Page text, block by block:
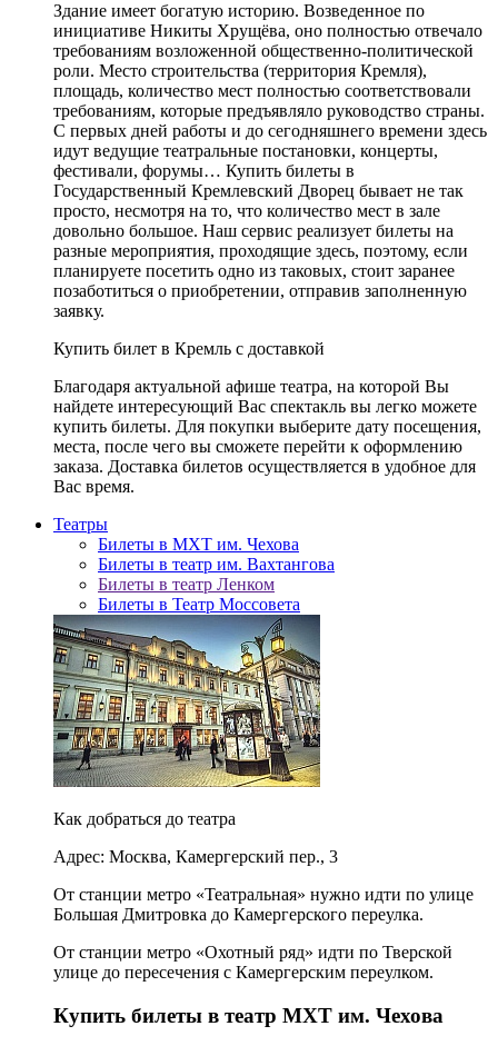
Здание имеет богатую историю. Возведенное по
инициативе Никиты Хрущёва, оно полностью отвечало
требованиям возложенной общественно-политической
роли. Место строительства (территория Кремля),
площадь, количество мест полностью соответствовали
требованиям, которые предъявляло руководство страны.
С первых дней работы и до сегодняшнего времени здесь
идут ведущие театральные постановки, концерты,
фестивали, форумы… Купить билеты в
Государственный Кремлевский Дворец бывает не так
просто, несмотря на то, что количество мест в зале
довольно большое. Наш сервис реализует билеты на
разные мероприятия, проходящие здесь, поэтому, если
планируете посетить одно из таковых, стоит заранее
позаботиться о приобретении, отправив заполненную
заявку.
Купить билет в Кремль с доставкой
Благодаря актуальной афише театра, на которой Вы
найдете интересующий Вас спектакль вы легко можете
купить билеты. Для покупки выберите дату посещения,
места, после чего вы сможете перейти к оформлению
заказа. Доставка билетов осуществляется в удобное для
Вас время.
Театры
Билеты в МХТ им. Чехова
Билеты в театр им. Вахтангова
Билеты в театр Ленком
Билеты в Театр Моссовета
Как добраться до театра
Адрес: Москва, Камергерский пер., 3
От станции метро «Театральная» нужно идти по улице
Большая Дмитровка до Камергерского переулка.
От станции метро «Охотный ряд» идти по Тверской
улице до пересечения с Камергерским переулком.
Купить билеты в театр МХТ им. Чехова